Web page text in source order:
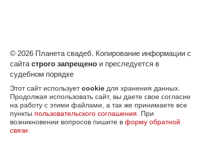
© 2026 Планета свадеб. Копирование информации с
сайта строго запрещено и преследуется в
судебном порядке
Этот сайт использует cookie для хранения данных.
Продолжая использовать сайт, вы даете свое согласие
на работу с этими файлами, а так же принимаете все
пункты пользовательского соглашения . При
возникновении вопросов пишите в форму обратной
связи